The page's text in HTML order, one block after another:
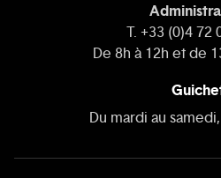
T. +33 (0)4 72
De 8h à 12h et de
Du mardi au